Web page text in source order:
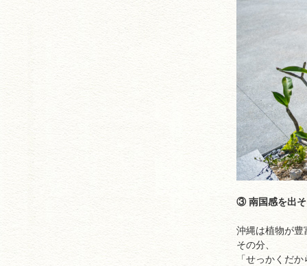
③ 南国感を出そ
沖縄は植物が豊
その分、
「せっかくだ